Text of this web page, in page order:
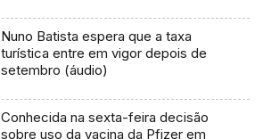
Nuno Batista espera que a taxa
turística entre em vigor depois de
setembro (áudio)
Conhecida na sexta-feira decisão
sobre uso da vacina da Pfizer em